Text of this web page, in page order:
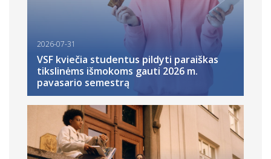
2026-07-31
VSF kviečia studentus pildyti paraiškas
tikslinėms išmokoms gauti 2026 m.
pavasario semestrą